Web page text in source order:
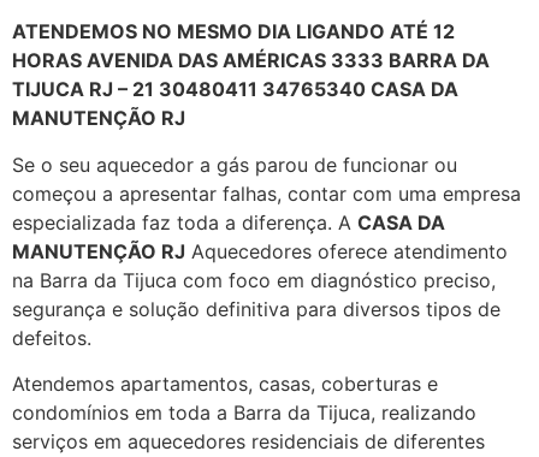
ATENDEMOS NO MESMO DIA LIGANDO ATÉ 12
HORAS AVENIDA DAS AMÉRICAS 3333 BARRA DA
TIJUCA RJ – 21 30480411 34765340 CASA DA
MANUTENÇÃO RJ
Se o seu aquecedor a gás parou de funcionar ou
começou a apresentar falhas, contar com uma empresa
especializada faz toda a diferença. A CASA DA
MANUTENÇÃO RJ Aquecedores oferece atendimento
na Barra da Tijuca com foco em diagnóstico preciso,
segurança e solução definitiva para diversos tipos de
defeitos.
Atendemos apartamentos, casas, coberturas e
condomínios em toda a Barra da Tijuca, realizando
serviços em aquecedores residenciais de diferentes